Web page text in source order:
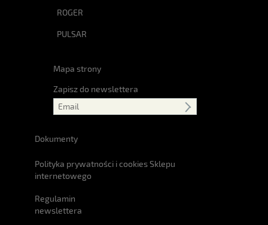
ROGER
PULSAR
Mapa strony
Zapisz do newslettera
Dokumenty
Polityka prywatności i cookies Sklepu
internetowego
Regulamin
newslettera